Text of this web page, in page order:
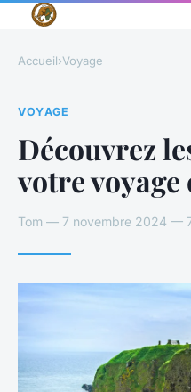
Accueil›Voyage
VOYAGE
Découvrez
votre voyage
Tom — 7 novembre 2024 —